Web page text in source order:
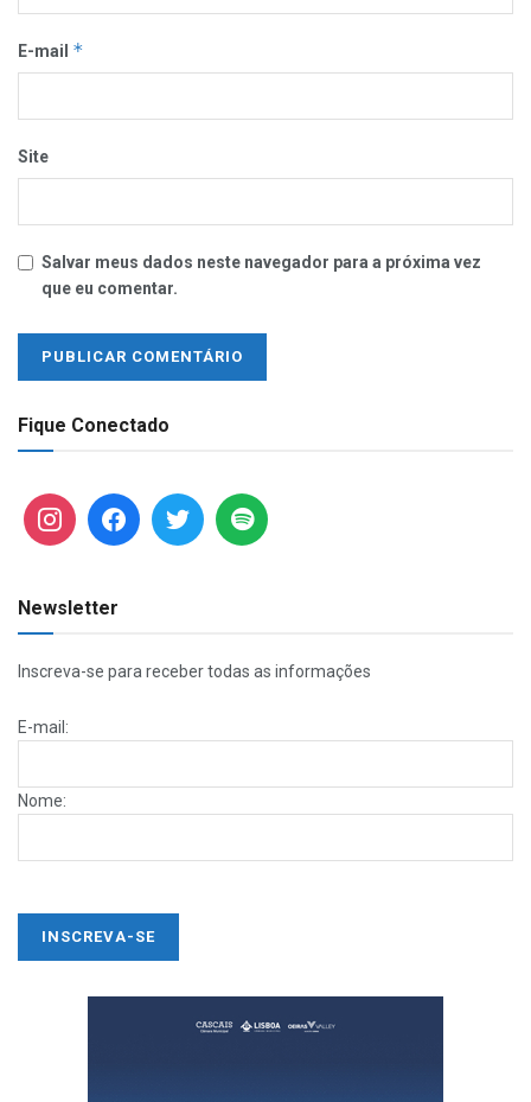
E-mail *
Site
Salvar meus dados neste navegador para a próxima vez
que eu comentar.
Fique Conectado
Newsletter
Inscreva-se para receber todas as informações
E-mail:
Nome: